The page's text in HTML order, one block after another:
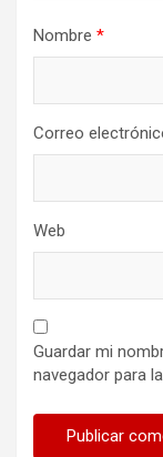
Nombre *
Correo
Web
Guardar mi
navegador para